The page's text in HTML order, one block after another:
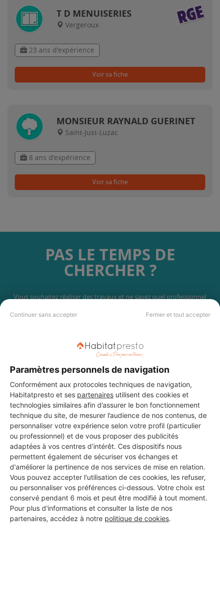
Continuer sans accepter Fermer et tout accepter
Paramètres personnels de navigation
Conformément aux protocoles techniques de navigation,
Habitatpresto et ses partenaires utilisent des cookies et
technologies similaires afin d’assurer le bon fonctionnement
technique du site, de mesurer l’audience de nos contenus, de
personnaliser votre expérience selon votre profil (particulier
ou professionnel) et de vous proposer des publicités
adaptées à vos centres d’intérêt. Ces dispositifs nous
permettent également de sécuriser vos échanges et
d'améliorer la pertinence de nos services de mise en relation.
Vous pouvez accepter l'utilisation de ces cookies, les refuser,
ou personnaliser vos préférences ci-dessous. Votre choix est
conservé pendant 6 mois et peut être modifié à tout moment.
Pour plus d'informations et consulter la liste de nos
partenaires, accédez à notre politique de cookies.
T D MENUISERIES
Vergeroux
23 ans d'expérience
Voir sa fiche
MONSIEUR RAYNALD GUERINET
Saint-Just-Luzac
8 ans d'expérience
Voir sa fiche
PAS LE TEMPS DE
CHERCHER ?
Vous souhaitez réaliser des travaux et ne savez quel professionnel
professionnels partout en France.
DEMANDER UN DEVIS